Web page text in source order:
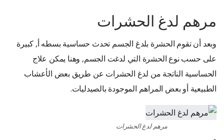
مرهم لدغ الحشرات
وبعد أن تقوم الحشرة بلدغ الجسم تحدث حساسية بسطه أ, كبيرة
على حسب نوع الحشرة التي لدغت الجسم, وهنا يمكن علاج
الحساسية الناتجة من لدغ الحشرات عن طريق بعض الأعشاب
الطبيعية أو بعض المراهم الموجودة بالصيدليات.
مرهم لدغ الحشرات